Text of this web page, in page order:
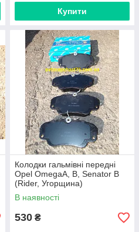
Купити
Колодки гальмівні передні
Opel OmegaA, B, Senator B
(Rider, Угорщина)
В наявності
530 ₴